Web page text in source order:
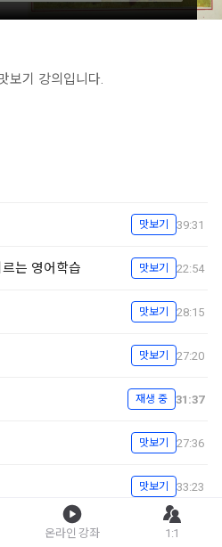
보기 강의입니다.
맛보기 39:31
는 영어학습 맛보기 22:54
맛보기 28:15
맛보기 27:20
재생 중 31:37
맛보기 27:36
맛보기 33:23
온라인 강좌 1:1